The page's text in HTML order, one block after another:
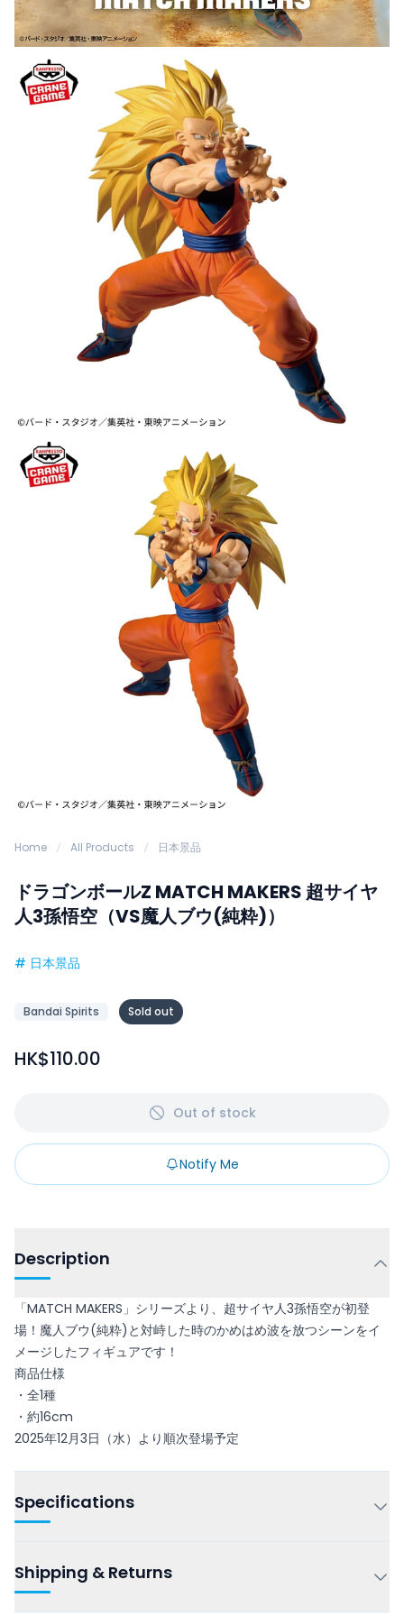
Home All Products 日本景品
ドラゴンボールZ MATCH MAKERS 超サイヤ
人3孫悟空（VS魔人ブウ(純粋)）
# 日本景品
Bandai Spirits Sold out
HK$110.00
Out of stock
Notify Me
Description
「MATCH MAKERS」シリーズより、超サイヤ人3孫悟空が初登
場！魔人ブウ(純粋)と対峙した時のかめはめ波を放つシーンをイ
メージしたフィギュアです！
商品仕様
・全1種
・約16cm
2025年12月3日（水）より順次登場予定
Specifications
Shipping & Returns